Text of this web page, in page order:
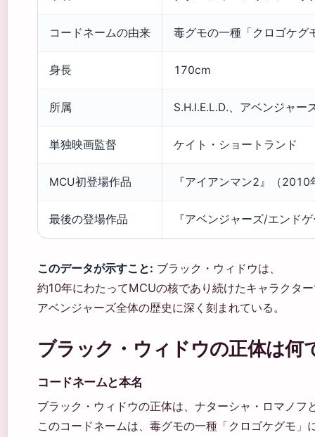
コードネームの由来 毒グモの一種「クロゴケグ
身長 170cm
所属 S.H.I.E.L.D.、アベンジャー
単独映画監督 ケイト・ショートランド
MCU初登場作品 『アイアンマン2』（2010
最後の登場作品 『アベンジャーズ/エンド
このデータが示すこと: ブラック・ウィドウは、
約10年にわたってMCUの核であり続けたキャラクタ
アベンジャーズ全体の歴史に深く刻まれている。
ブラック・ウィドウの正体は何
コードネームと本名
ブラック・ウィドウの正体は、ナターシャ・ロマノフ
このコードネームは、毒グモの一種「クロゴケグモ」